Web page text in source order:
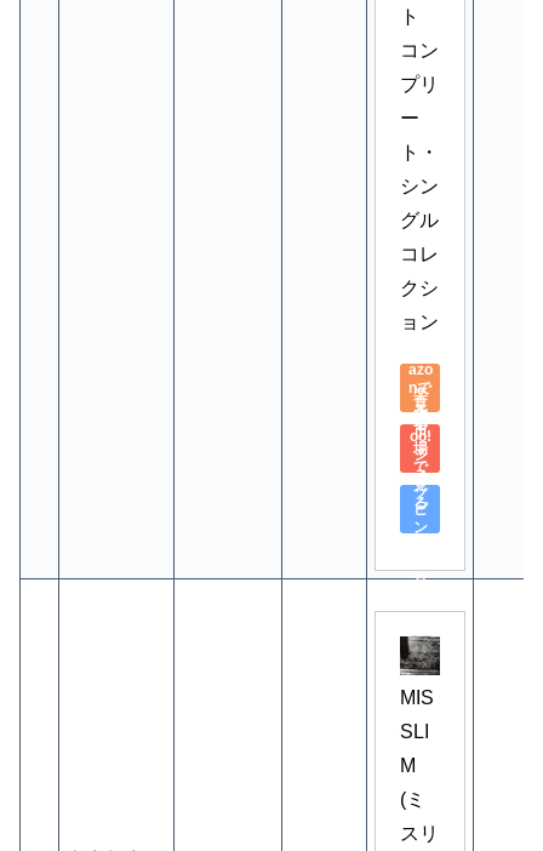
ト
コン
プリ
ー
ト・
シン
グル
コレ
クシ
ョン
azo
nで
見
る
楽
天
市
場
で
見
る
Yah
oo!
シ
ョ
ッ
ピ
ン
見
MIS
SLI
M
(ミ
スリ